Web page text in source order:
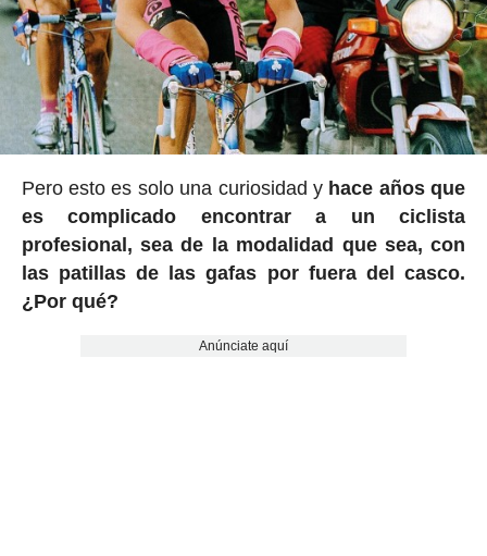
Pero esto es solo una curiosidad y hace años que
es complicado encontrar a un ciclista
profesional, sea de la modalidad que sea, con
las patillas de las gafas por fuera del casco.
¿Por qué?
Anúnciate aquí